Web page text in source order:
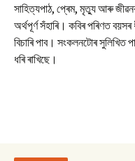
সাহিত্যপাঠ, প্ৰেম, মৃত্যু আৰু
অৰ্থপূৰ্ণ সঁহাৰি। কবিৰ পৰিণত
বিচাৰি পাব। সংকলনটোৰ সুলিখিত
ধৰি ৰাখিছে।